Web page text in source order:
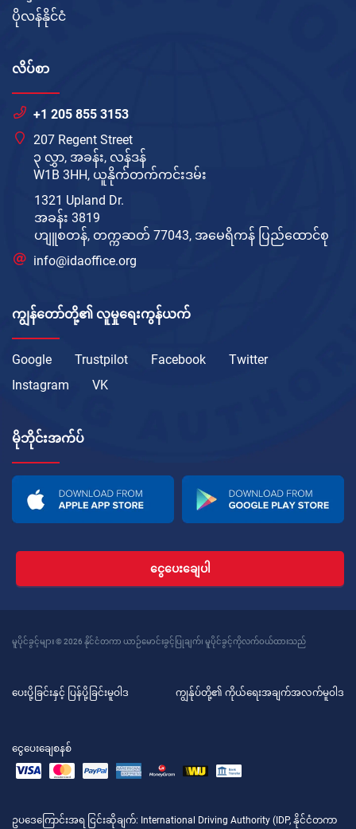
ပိုလန်နိုင်ငံ
လိပ်စာ
+1 205 855 3153
207 Regent Street
၃ လွှာ, အခန်း, လန်ဒန်
W1B 3HH, ယူနိုက်တက်ကင်းဒမ်း
1321 Upland Dr.
အခန်း 3819
ဟျူစတန်, တက္ကဆတ် 77043, အမေရိကန် ပြည်ထောင်စု
info@idaoffice.org
ကျွန်တော်တို့၏ လူမှုရေးကွန်ယက်
Google Trustpilot Facebook
Twitter
Instagram
VK
မိုဘိုင်းအက်ပ်
ငွေပေးချေပါ
မူပိုင်ခွင့်များ © 2026 နိုင်ငံတကာ ယာဉ်မောင်းခွင့်ပြုချက်၊ မူပိုင်ခွင့်ကိုလက်ဝယ်ထားသည်
ပေးပို့ခြင်းနှင့် ပြန်ပို့ခြင်းမူဝါဒ ကျွန်ုပ်တို့၏ ကိုယ်ရေးအချက်အလက်မူဝါဒ
ငွေပေးချေစနစ်
ဥပဒေကြောင်းအရ ငြင်းဆိုချက်: International Driving Authority (IDP, နိုင်ငံတကာ